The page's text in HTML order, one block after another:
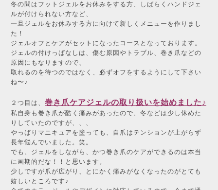
冬の間はフットジェルをお休みをする方、しばらくハンドジェ
ルが付けられない方など、
一旦ジェルをお休みする方に向けて新しくメニューを作りまし
た！
ジェルオフとケアがセットになったコースとなっております。
ジェルの付けっぱなしは、傷む原因やトラブル、巻き爪などの
原因にもなりますので、
取れるのを待つのではなく、必ずオフをするようにして下さい
ね〜♪
２つ目は、 巻き爪ケアジェルの取り扱いを始めました♪
私自身も巻き爪が酷く痛みがあったので、冬などは少し休めた
りしていたのですが、、、
やっぱりマニキュアを塗っても、自爪はテンションが上がらず
長年悩んでいました。笑。
でも、ジェルをしながら、かつ巻き爪のケアができるのは本当
に画期的だな！！と思います。
少しですが爪が広がり、とにかく痛みがなくなったのがとても
嬉しいところです♪